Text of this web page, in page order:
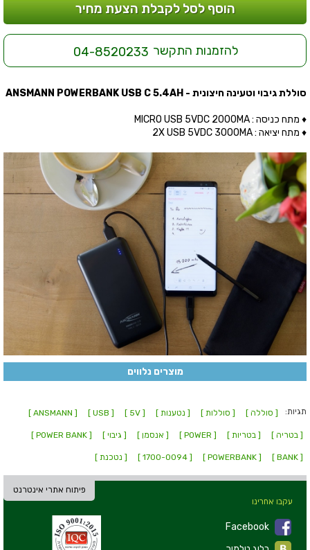
הוסף לסל לקבלת הצעת מחיר
להזמנות התקשר 04-8520233
סוללת גיבוי וטעינה חיצונית - ANSMANN POWERBANK USB C 5.4AH
♦ מתח כניסה : MICRO USB 5VDC 2000MA
♦ מתח יציאה : 2X USB 5VDC 3000MA
מוצרים נלווים
תגיות: [ סוללה ] [ סוללות ] [ נטענות ] [ 5V ]
[ USB ]
[ ANSMANN ]
[ בטריה ] [ בטריות ] [ POWER ] [ אנסמן ] [ גיבוי ] [ POWER BANK ]
[ BANK ]
[ POWERBANK ]
[ 1700-0094 ] [ נטכנת ]
פיתוח אתרי אינטרנט
עקבו אחרינו
Facebook